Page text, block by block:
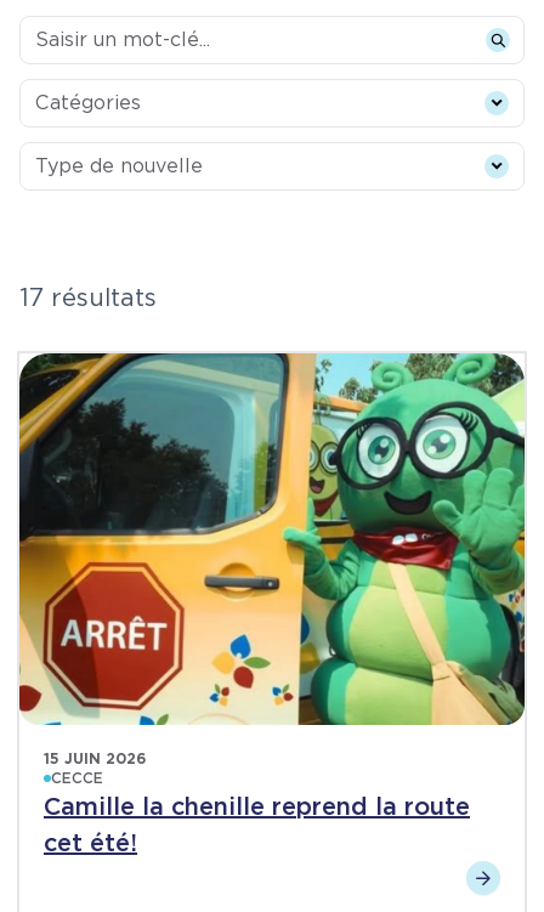
Categories
Catégories
Type de nouvelle
Type de nouvelle
17 résultats
15 JUIN 2026
CECCE
Camille la chenille reprend la route
cet été!